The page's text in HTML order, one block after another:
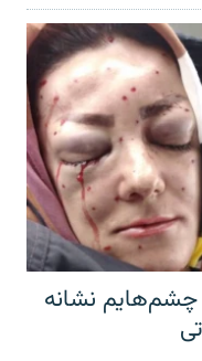
چشم‌هایم نشانه